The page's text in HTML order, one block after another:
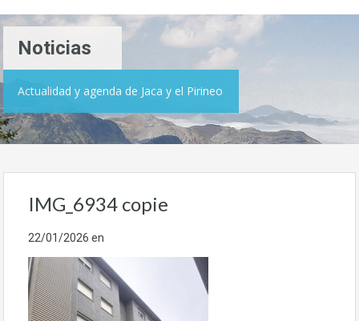
Noticias
Actualidad y agenda de Jaca y el Pirineo
IMG_6934 copie
22/01/2026 en